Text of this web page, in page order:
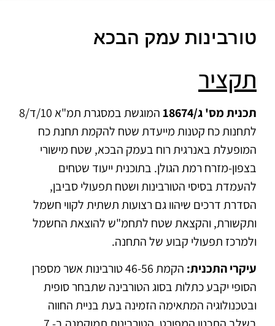
טורבינות עמק הבכא
תקציר
תכנית מס' ג/18674
המוגשת במסגרת תמ"א 10/ד/8
לתחנות כח קטנות מייעדת שטח להקמת תחנת כח
המופעלת באנרגית רוח בעמק הבכא, שטח מישורי
בצפון-מזרח רמת הגולן. בתוכנית ייעוד שטחים
להעמדת בסיסי הטורבינות ושטח תפעולי סביבן,
הסדרת דרכים שיהוו גם רצועות תשתית לקווי חשמל
ותקשורת, והקצאת שטח לתחמ"ש להוצאת החשמל
ולמרכז תפעולי קבוע של התחנה.
עיקרי התכנית:
הקמת 46-56 טורבינות אשר מספרן
הסופי יקבע כתלות בסוג הטורבינה שתבחר סופית
ובטכנולוגיה המתאימה הזמינה בעת בניית החווה